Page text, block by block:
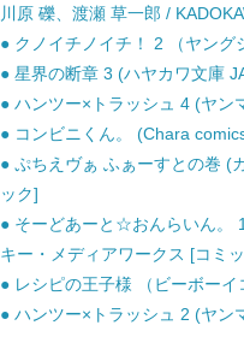
川原 礫、渡瀬 草一郎 /
● クノイチノイチ！ 2 （ヤン
● 星界の断章 3 (ハヤカワ文庫
● ハンツー×トラッシュ 4 (ヤン
● コンビニくん。 (Chara
● ぷちえヴぁ ふぁーすとの巻 (
ック]
● そーどあーと☆おんらいん。
キー・メディアワークス [コミ
● レシピの王子様 （ビーボー
● ハンツー×トラッシュ 2 (ヤン